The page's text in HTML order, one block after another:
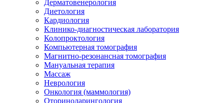
Дерматовенерология
Диетология
Кардиология
Клинико-диагностическая лаборатория
Колопроктология
Компьютерная томография
Магнитно-резонансная томография
Мануальная терапия
Массаж
Неврология
Онкология (маммология)
Оториноларингология